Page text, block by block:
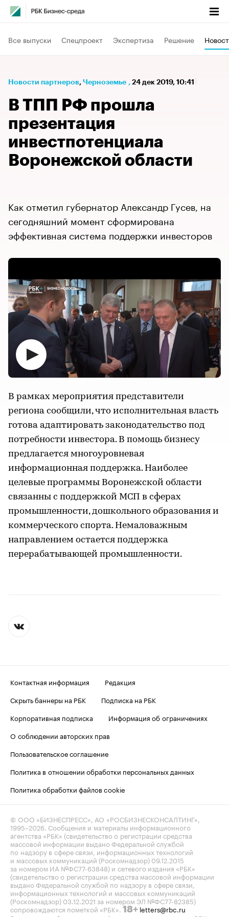
Все выпуски Спецпроект Экспертиза Решение
Новости партнеров⁠, Черноземье , 24 дек 2019, 10:41
В ТПП РФ прошла
презентация
инвестпотенциала
Воронежской области
Как отметил губернатор Александр Гусев, на
сегодняшний момент сформирована
эффективная система поддержки инвесторов
В рамках мероприятия представители
региона сообщили, что исполнительная власть
готова адаптировать законодательство под
потребности инвестора. В помощь бизнесу
предлагается многоуровневая
информационная поддержка. Наиболее
целевые программы Воронежской области
связанны с поддержкой МСП в сферах
промышленности, дошкольного образования и
коммерческого спорта. Немаловажным
направлением остается поддержка
перерабатывающей промышленности.
Контактная информация
Редакция
Скрыть баннеры на РБК
Подписка на РБК
Корпоративная подписка
Информация об ограничениях
О соблюдении авторских прав
Пользовательское соглашение
Политика в отношении обработки персональных данных
Политика обработки файлов cookie
© ООО «БИЗНЕСПРЕСС», АО «РОСБИЗНЕСКОНСАЛТИНГ»,
1995–2026. Сообщения и материалы информационного
агентства «РБК» (свидетельство о регистрации средства
массовой информации выдано Федеральной службой
по надзору в сфере связи, информационных технологий
и массовых коммуникаций (Роскомнадзор) 09.12.2015
за номером ИА №ФС77-63848) и сетевого издания «РБК»
(свидетельство о регистрации средства массовой информации
выдано Федеральной службой по надзору в сфере связи,
информационных технологий и массовых коммуникаций
(Роскомнадзор) 03.12.2021 за номером ЭЛ №ФС77-82385)
сопровождаются пометкой «РБК». 18+ letters@rbc.ru